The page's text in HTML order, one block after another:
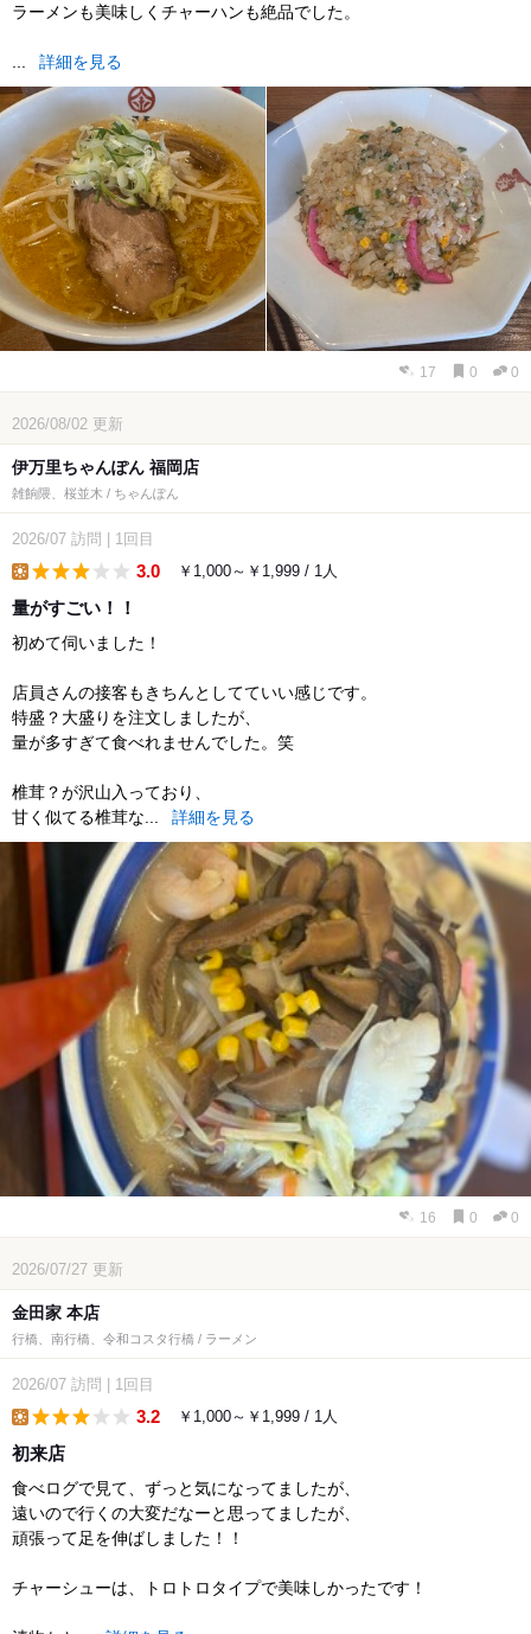
ラーメンも美味しくチャーハンも絶品でした。
詳細を見る
17 0 0
2026/08/02 更新
伊万里ちゃんぽん 福岡店
雑餉隈、桜並木 / ちゃんぽん
2026/07 訪問 1回目
3.0 ￥1,000～￥1,999 / 1人
量がすごい！！
初めて伺いました！
店員さんの接客もきちんとしてていい感じです。
特盛？大盛りを注文しましたが、
量が多すぎて食べれませんでした。笑
椎茸？が沢山入っており、
甘く似てる椎茸な...
詳細を見る
16 0 0
2026/07/27 更新
金田家 本店
行橋、南行橋、令和コスタ行橋 / ラーメン
2026/07 訪問 1回目
3.2 ￥1,000～￥1,999 / 1人
初来店
食べログで見て、ずっと気になってましたが、
遠いので行くの大変だなーと思ってましたが、
頑張って足を伸ばしました！！
チャーシューは、トロトロタイプで美味しかったです！